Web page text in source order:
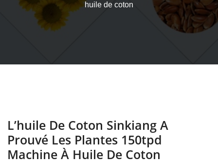
huile de coton
L’huile De Coton Sinkiang A
Prouvé Les Plantes 150tpd
Machine À Huile De Coton